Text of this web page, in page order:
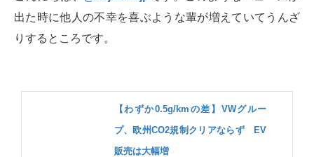
出た時に他人の不幸を喜ぶような輩が増えていてうんざ
りするところです。
【わずか0.5g/kmの差】VWグルー
プ、欧州CO2規制クリアならず EV
販売は大幅増